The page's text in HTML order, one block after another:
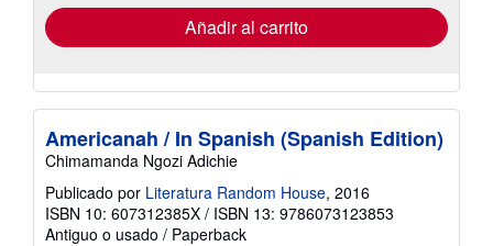
envío
Añadir al carrito
Americanah / In Spanish (Spanish Edition)
Chimamanda Ngozi Adichie
Publicado por Literatura Random House, 2016
ISBN 10: 607312385X / ISBN 13: 9786073123853
Antiguo o usado / Paperback